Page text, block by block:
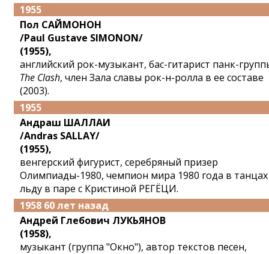
1955
Пол САЙМОНОН
/Paul Gustave SIMONON/
(1955),
английский рок-музыкант, бас-гитарист панк-
The Clash, член Зала славы рок-н-ролла в ее составе
(2003).
1955
Андраш ШАЛЛАИ
/Andras SALLAY/
(1955),
венгерский фигурист, серебряный призер
Олимпиады-1980, чемпион мира 1980 года в
льду в паре с Кристиной РЕГЁЦИ.
1958 60 лет назад
Андрей Глебович ЛУКЬЯНОВ
(1958),
музыкант (группа "Окно"), автор текстов песен,